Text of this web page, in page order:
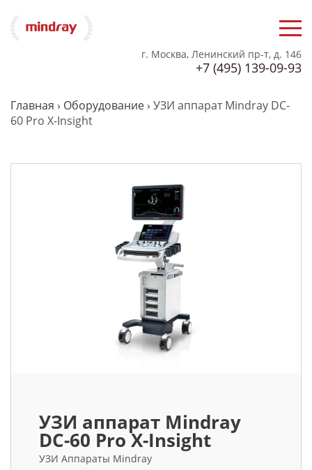
г. Москва, Ленинский пр-т, д. 146
+7 (495) 139-09-93
Главная › Оборудование › УЗИ аппарат Mindray DC-
60 Pro X-Insight
УЗИ аппарат Mindray
DC-60 Pro X-Insight
УЗИ Аппараты Mindray